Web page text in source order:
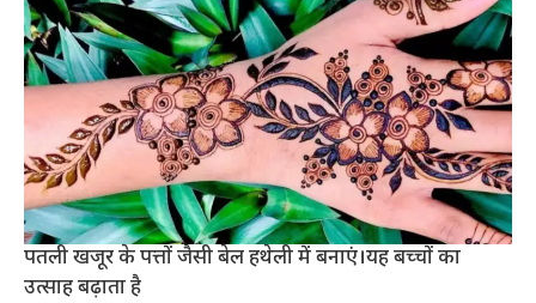
पतली खजूर के पत्तों जैसी बेल हथेली में बनाएं।यह बच्चों का
उत्साह बढ़ाता है